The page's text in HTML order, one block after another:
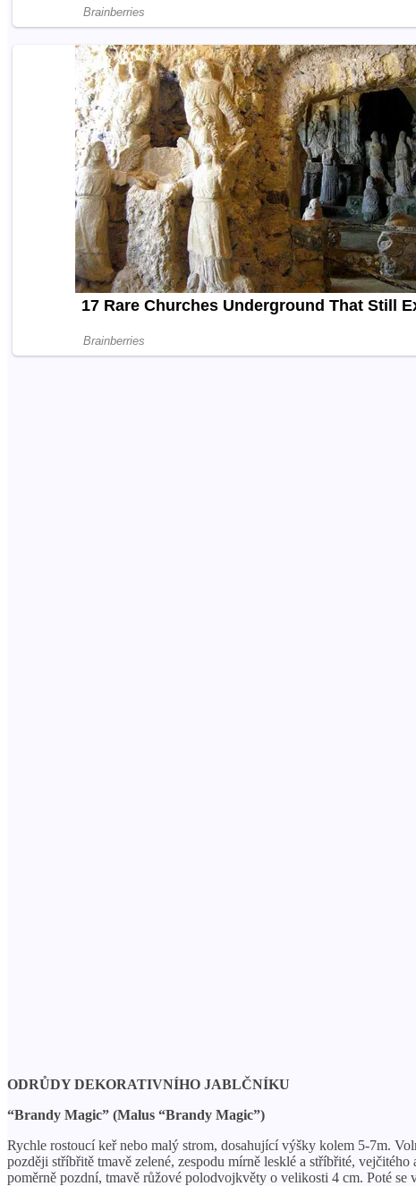
ODRŮDY DEKORATIVNÍHO JABLČNÍKU
“Brandy Magic” (Malus “Brandy Magic”)
Rychle rostoucí keř nebo malý strom, dosahující výšky kolem 5-7m.
později stříbřitě tmavě zelené, zespodu mírně lesklé a stříbřité,
poměrně pozdní, tmavě růžové polodvojkvěty o velikosti 4 cm. Poté se